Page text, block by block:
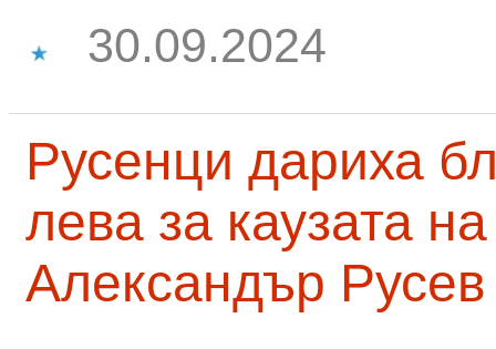
30.09.2024
Русенци дариха
лева за каузата
Александър Русев